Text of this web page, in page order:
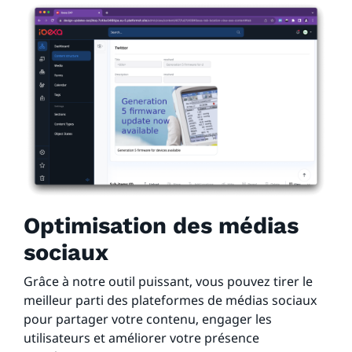
Optimisation des médias
sociaux
Grâce à notre outil puissant, vous pouvez tirer le
meilleur parti des plateformes de médias sociaux
pour partager votre contenu, engager les
utilisateurs et améliorer votre présence